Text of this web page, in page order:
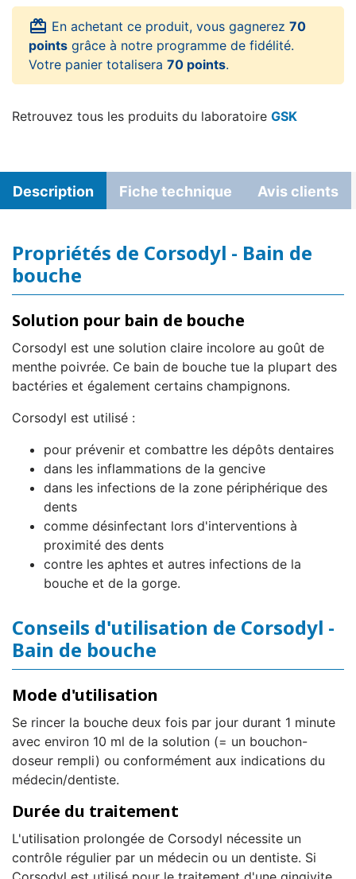
card_giftcard En achetant ce produit, vous gagnerez 70
points grâce à notre programme de fidélité.
Votre panier totalisera 70 points.
Retrouvez tous les produits du laboratoire GSK
Description Fiche technique Avis clients
Propriétés de Corsodyl - Bain de
bouche
Solution pour bain de bouche
Corsodyl est une solution claire incolore au goût de
menthe poivrée. Ce bain de bouche tue la plupart des
bactéries et également certains champignons.
Corsodyl est utilisé :
pour prévenir et combattre les dépôts dentaires
dans les inflammations de la gencive
dans les infections de la zone périphérique des
dents
comme désinfectant lors d'interventions à
proximité des dents
contre les aphtes et autres infections de la
bouche et de la gorge.
Conseils d'utilisation de Corsodyl -
Bain de bouche
Mode d'utilisation
Se rincer la bouche deux fois par jour durant 1 minute
avec environ 10 ml de la solution (= un bouchon-
doseur rempli) ou conformément aux indications du
médecin/dentiste.
Durée du traitement
L'utilisation prolongée de Corsodyl nécessite un
contrôle régulier par un médecin ou un dentiste. Si